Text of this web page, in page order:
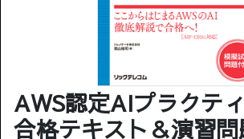
AWS認定AIプラクテ
合格テキスト＆演習